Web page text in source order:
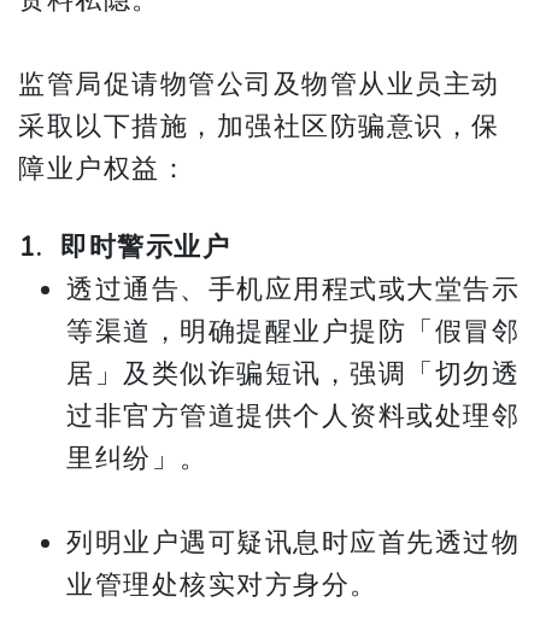
监管局促请物管公司及物管从业员主动
采取以下措施，加强社区防骗意识，保
障业户权益：
1. 即时警示业户
透过通告、手机应用程式或大堂告示
等渠道，明确提醒业户提防「假冒邻
居」及类似诈骗短讯，强调「切勿透
过非官方管道提供个人资料或处理邻
里纠纷」。
列明业户遇可疑讯息时应首先透过物
业管理处核实对方身分。